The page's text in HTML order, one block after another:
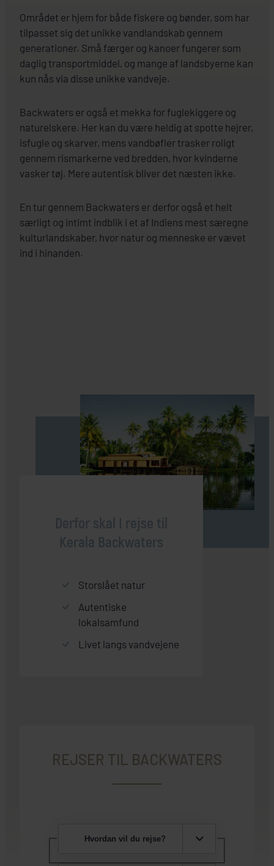
Området er hjem for både fiskere og bønder, som har
tilpasset sig det unikke vandlandskab gennem
generationer. Små færger og kanoer fungerer som
daglig transportmiddel, og mange af landsbyerne kan
kun nås via disse unikke vandveje.
Backwaters er også et mekka for fuglekiggere og
naturelskere. Her kan du være heldig at spotte hejrer,
isfugle og skarver, mens vandbøfler trasker roligt
gennem rismarkerne ved bredden, hvor kvinderne
vasker tøj. Mere autentisk bliver det næsten ikke.
En tur gennem Backwaters er derfor også et helt
særligt og intimt indblik i et af Indiens mest særegne
kulturlandskaber, hvor natur og menneske er vævet
ind i hinanden.
Derfor skal I rejse til
Kerala Backwaters
Storslået natur
Autentiske
lokalsamfund
Livet langs vandvejene
REJSER TIL BACKWATERS
Hvordan vil du rejse?